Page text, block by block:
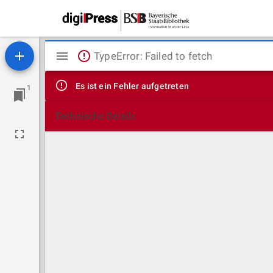
1
Mirador
Viewer
TypeError: Failed to fetch
Es ist ein Fehler aufgetreten
Technische Details